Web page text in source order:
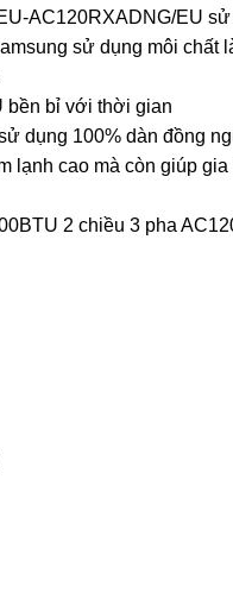
AC120RXADNG/EU
sử dụng môi
bền bỉ với thời gian
dụng 100% dàn đồng
lạnh cao mà còn giúp
2 chiều 3 pha